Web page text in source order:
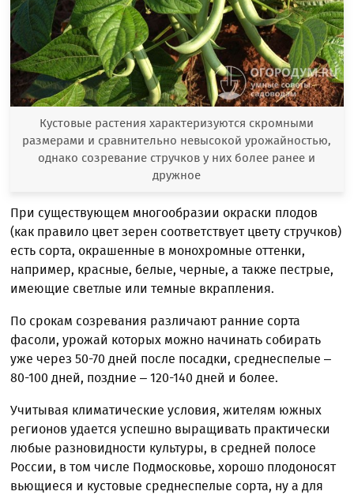
Кустовые растения характеризуются скромными
размерами и сравнительно невысокой урожайностью,
однако созревание стручков у них более ранее и
дружное
При существующем многообразии окраски плодов
(как правило цвет зерен соответствует цвету стручков)
есть сорта, окрашенные в монохромные оттенки,
например, красные, белые, черные, а также пестрые,
имеющие светлые или темные вкрапления.
По срокам созревания различают ранние сорта
фасоли, урожай которых можно начинать собирать
уже через 50-70 дней после посадки, среднеспелые –
80-100 дней, поздние – 120-140 дней и более.
Учитывая климатические условия, жителям южных
регионов удается успешно выращивать практически
любые разновидности культуры, в средней полосе
России, в том числе Подмосковье, хорошо плодоносят
вьющиеся и кустовые среднеспелые сорта, ну а для